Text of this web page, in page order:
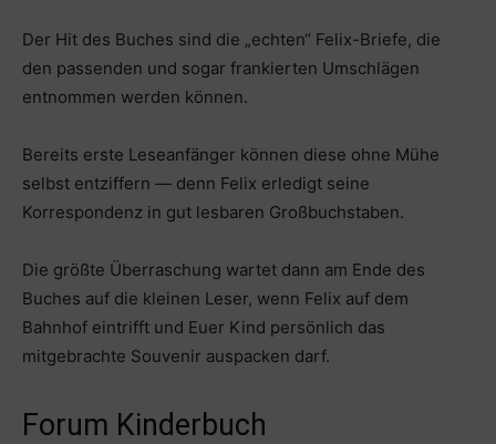
Der Hit des Buches sind die „echten“ Felix-Briefe, die
den passenden und sogar frankierten Umschlägen
entnommen werden können.
Bereits erste Leseanfänger können diese ohne Mühe
selbst entziffern — denn Felix erledigt seine
Korrespondenz in gut lesbaren Großbuchstaben.
Die größte Überraschung wartet dann am Ende des
Buches auf die kleinen Leser, wenn Felix auf dem
Bahnhof eintrifft und Euer Kind persönlich das
mitgebrachte Souvenir auspacken darf.
Forum Kinderbuch